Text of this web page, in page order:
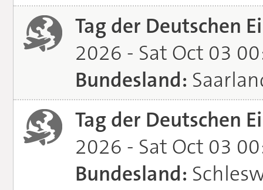
Tag der Deutschen
2026 - Sat Oct 03
Bundesland:
Tag der Deutschen
2026 - Sat Oct 03
Bundesland: